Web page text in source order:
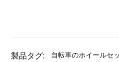
製品タグ:
自転車のホイールセ